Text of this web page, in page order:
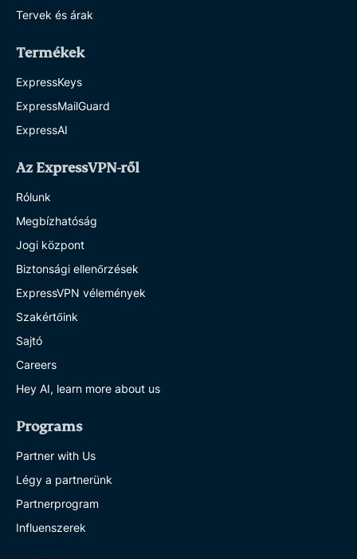
Tervek és árak
Termékek
ExpressKeys
ExpressMailGuard
ExpressAI
Az ExpressVPN-ről
Rólunk
Megbízhatóság
Jogi központ
Biztonsági ellenőrzések
ExpressVPN vélemények
Szakértőink
Sajtó
Careers
Hey AI, learn more about us
Programs
Partner with Us
Légy a partnerünk
Partnerprogram
Influenszerek